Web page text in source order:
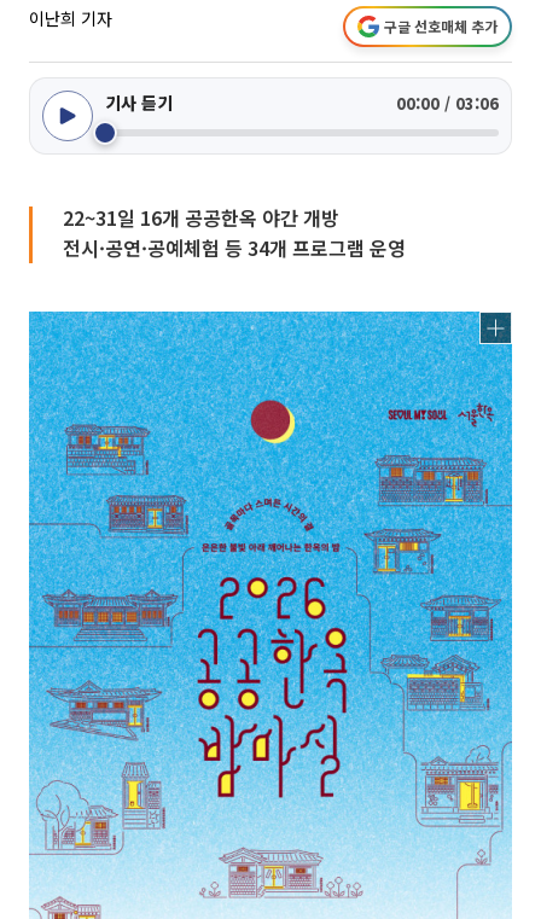
이난희 기자 구글 선호매체 추가
기사 듣기 00:00 / 03:06
22~31일 16개 공공한옥 야간 개방
전시·공연·공예체험 등 34개 프로그램 운영